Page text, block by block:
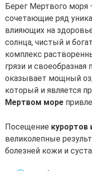
Берег Мертвого моря
сочетающие ряд
влияющих на
солнца, чистый и
комплекс
грязи и своеобразная
оказывает мощный
который и является
Мертвом море
Посещение курортов
великолепные
болезней кожи и